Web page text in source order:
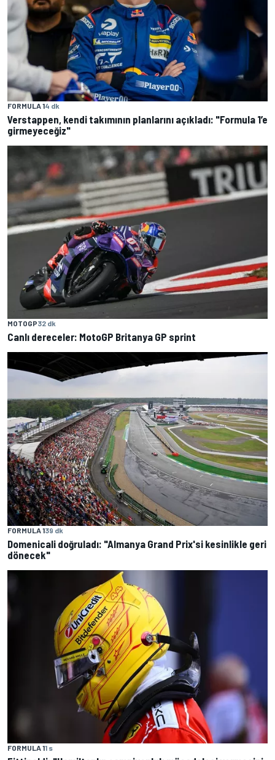
FORMULA 14 dk
Verstappen, kendi takımının planlarını açıkladı: "Formula 1’e
girmeyeceğiz"
MOTOGP32 dk
Canlı dereceler: MotoGP Britanya GP sprint
FORMULA 139 dk
Domenicali doğruladı: "Almanya Grand Prix'si kesinlikle geri
dönecek"
FORMULA 11 s